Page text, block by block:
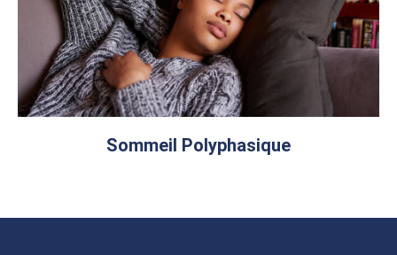
Sommeil Polyphasique